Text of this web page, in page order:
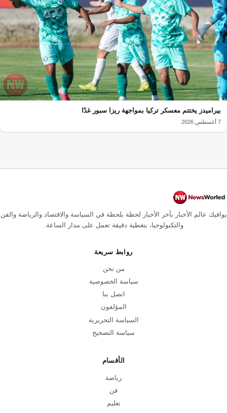
بيراميدز يختتم معسكر تركيا بمواجهة ريزا سبور غدًا
7 أغسطس 2026
يوافيك عالم الأخبار بآخر الأخبار لحظة بلحظة في السياسة والاقتصاد والرياضة والفن
والتكنولوجيا، بتغطية دقيقة تعمل على مدار الساعة.
روابط سريعة
من نحن
سياسة الخصوصية
اتصل بنا
المؤلفون
السياسة التحريرية
سياسة التصحيح
الأقسام
رياضة
فن
تعليم